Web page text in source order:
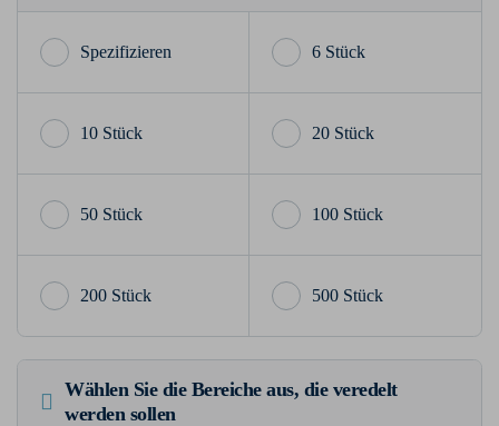
6 Stück
10 Stück 20 Stück
50 Stück 100 Stück
200 Stück 500 Stück
Wählen Sie die Bereiche aus, die veredelt
werden sollen